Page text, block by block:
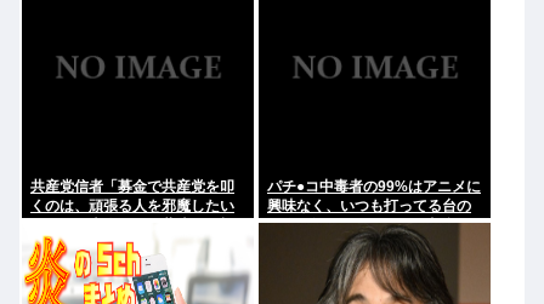
共産党信者「募金で共産党を叩
くのは、頑張る人を邪魔したい
のせい」
パチ●コ中毒者の99%はアニメに
興味なく、いつも打ってる台の
原作も知らないという不都合な